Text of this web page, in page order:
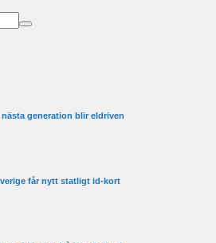
generation blir eldriven
får nytt statligt id-kort